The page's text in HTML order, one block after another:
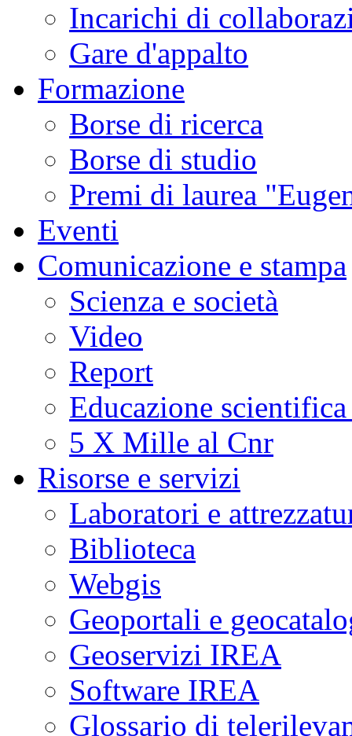
Incarichi di
Gare d'appalto
Formazione
Borse di ricerca
Borse di studio
Premi di laurea
Eventi
Comunicazione e stampa
Scienza e società
Video
Report
Educazione
5 X Mille al Cnr
Risorse e servizi
Laboratori e
Biblioteca
Webgis
Geoportali e
Geoservizi IREA
Software IREA
Glossario di